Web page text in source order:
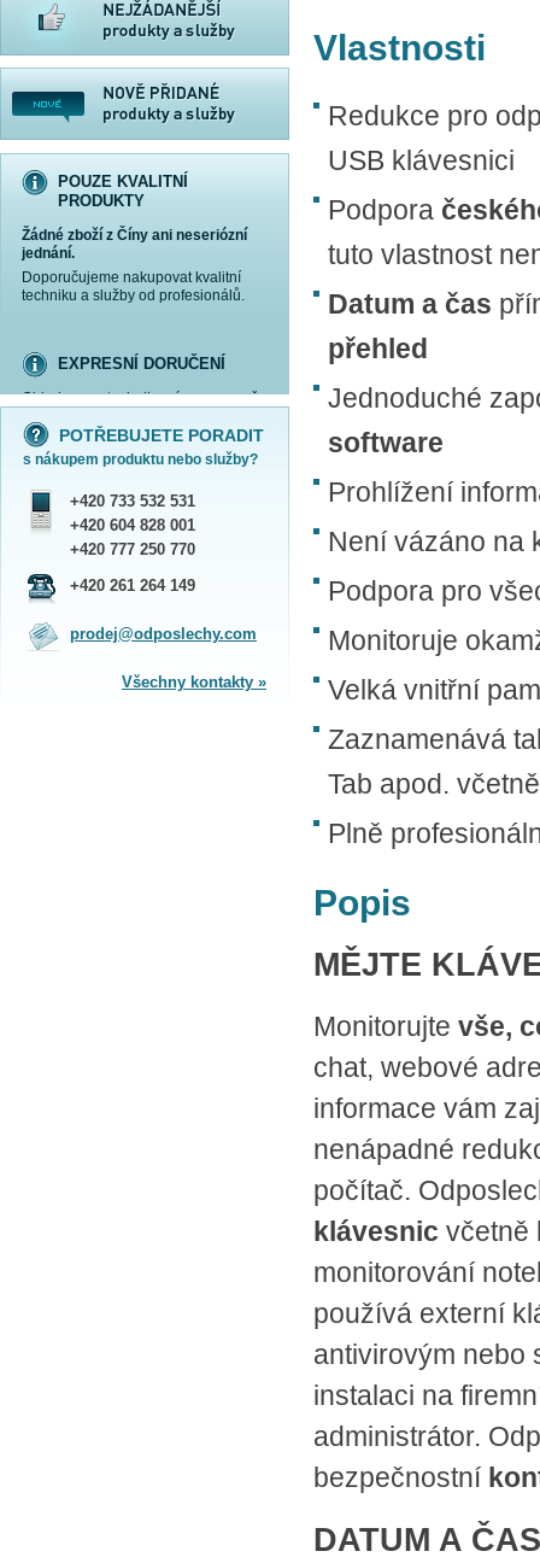
POUZE KVALITNÍ
PRODUKTY
Žádné zboží z Číny ani neseriózní
jednání.
Doporučujeme nakupovat kvalitní
techniku a služby od profesionálů.
více informací »
EXPRESNÍ DORUČENÍ
Objednanou techniku vám expresně
Praha - DNES
ČR - ZÍTRA DO 17 HODIN
Dále zasíláme zboží Obchodním
balíkem České pošty nebo přepravní
službou PPL.
více informací »
SHOWROOM PRAHA
Náš sortiment si můžete
prohlédnout, vyzkoušet a zakoupit
Jsme zkušení odborníci a rádi vám s
více informací »
více informací »
POTŘEBUJETE PORADIT
s nákupem produktu nebo služby?
+420 733 532 531
+420 604 828 001
+420 777 250 770
+420 261 264 149
prodej@odposlechy.com
Všechny kontakty »
Vlastnosti
Redukce pro
USB klávesnici
Podpora
tuto vlastnost
Datum a čas
přehled
Jednoduché
software
Prohlížení
Není vázáno na
Podpora pro
Monitoruje
Velká vnitřní
Zaznamenává
Tab apod.
Plně
Popis
MĚJTE
Monitorujte vše,
chat, webové
informace vám
nenápadné
počítač.
klávesnic včetně
monitorování
používá externí
antivirovým nebo
instalaci na
administrátor.
bezpečnostní
DATUM A